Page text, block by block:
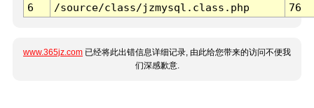
6
/source/class/jzmysql.class.php 76
www.365jz.com 已经将此出错信息详细记录, 由此给您带来的访问不便我
们深感歉意.